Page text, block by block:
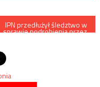
IPN przedłużył śledztwo w
sprawie podrobienia przez